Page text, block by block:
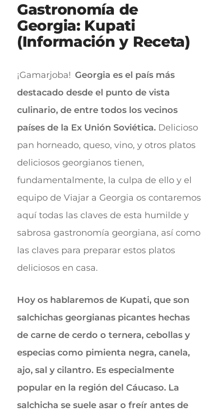
Gastronomía de
Georgia: Kupati
(Información y Receta)
¡Gamarjoba! Georgia es el país más
destacado desde el punto de vista
culinario, de entre todos los vecinos
países de la Ex Unión Soviética. Delicioso
pan horneado, queso, vino, y otros platos
deliciosos georgianos tienen,
fundamentalmente, la culpa de ello y el
equipo de Viajar a Georgia os contaremos
aquí todas las claves de esta humilde y
sabrosa gastronomía georgiana, así como
las claves para preparar estos platos
deliciosos en casa.
Hoy os hablaremos de Kupati, que son
salchichas georgianas picantes hechas
de carne de cerdo o ternera, cebollas y
especias como pimienta negra, canela,
ajo, sal y cilantro. Es especialmente
popular en la región del Cáucaso. La
salchicha se suele asar o freír antes de